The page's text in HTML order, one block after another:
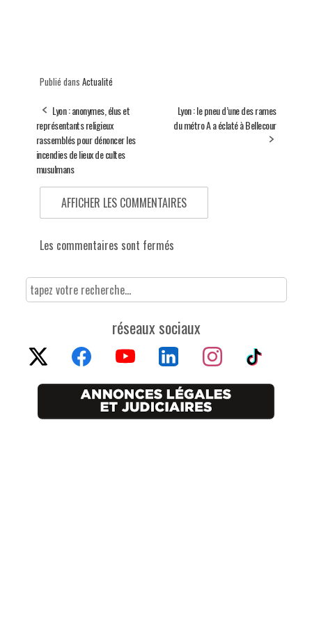
Publié dans Actualité
Lyon : anonymes, élus et
représentants religieux
rassemblés pour dénoncer les
incendies de lieux de cultes
musulmans
Lyon : le pneu d’une des rames
du métro A a éclaté à Bellecour
AFFICHER LES COMMENTAIRES
Les commentaires sont fermés
réseaux sociaux